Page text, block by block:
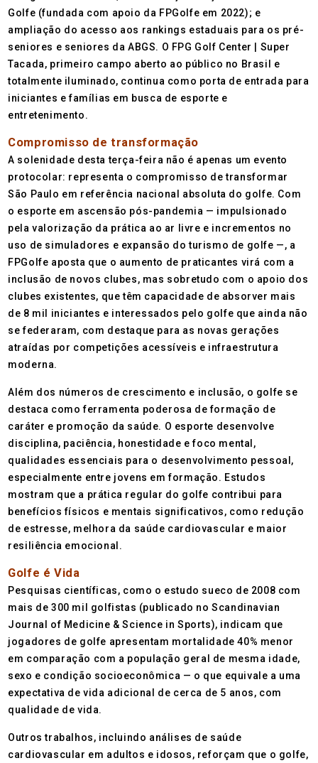
Golfe (fundada com apoio da FPGolfe em 2022); e
ampliação do acesso aos rankings estaduais para os pré-
seniores e seniores da ABGS. O FPG Golf Center | Super
Tacada, primeiro campo aberto ao público no Brasil e
totalmente iluminado, continua como porta de entrada para
iniciantes e famílias em busca de esporte e
entretenimento.
Compromisso de transformação
A solenidade desta terça-feira não é apenas um evento
protocolar: representa o compromisso de transformar
São Paulo em referência nacional absoluta do golfe. Com
o esporte em ascensão pós-pandemia — impulsionado
pela valorização da prática ao ar livre e incrementos no
uso de simuladores e expansão do turismo de golfe —, a
FPGolfe aposta que o aumento de praticantes virá com a
inclusão de novos clubes, mas sobretudo com o apoio dos
clubes existentes, que têm capacidade de absorver mais
de 8 mil iniciantes e interessados pelo golfe que ainda não
se federaram, com destaque para as novas gerações
atraídas por competições acessíveis e infraestrutura
moderna.
Além dos números de crescimento e inclusão, o golfe se
destaca como ferramenta poderosa de formação de
caráter e promoção da saúde. O esporte desenvolve
disciplina, paciência, honestidade e foco mental,
qualidades essenciais para o desenvolvimento pessoal,
especialmente entre jovens em formação. Estudos
mostram que a prática regular do golfe contribui para
benefícios físicos e mentais significativos, como redução
de estresse, melhora da saúde cardiovascular e maior
resiliência emocional.
Golfe é Vida
Pesquisas científicas, como o estudo sueco de 2008 com
mais de 300 mil golfistas (publicado no Scandinavian
Journal of Medicine & Science in Sports), indicam que
jogadores de golfe apresentam mortalidade 40% menor
em comparação com a população geral de mesma idade,
sexo e condição socioeconômica — o que equivale a uma
expectativa de vida adicional de cerca de 5 anos, com
qualidade de vida.
Outros trabalhos, incluindo análises de saúde
cardiovascular em adultos e idosos, reforçam que o golfe,